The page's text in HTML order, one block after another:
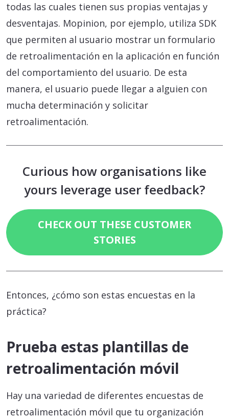
todas las cuales tienen sus propias ventajas y
desventajas. Mopinion, por ejemplo, utiliza SDK
que permiten al usuario mostrar un formulario
de retroalimentación en la aplicación en función
del comportamiento del usuario. De esta
manera, el usuario puede llegar a alguien con
mucha determinación y solicitar
retroalimentación.
Curious how organisations like
yours leverage user feedback?
CHECK OUT THESE CUSTOMER
STORIES
Entonces, ¿cómo son estas encuestas en la
práctica?
Prueba estas plantillas de
retroalimentación móvil
Hay una variedad de diferentes encuestas de
retroalimentación móvil que tu organización